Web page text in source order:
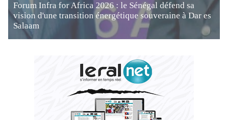
Forum Infra for Africa 2026 : le Sénégal défend sa
vision d'une transition énergétique souveraine à Dar es
Salaam